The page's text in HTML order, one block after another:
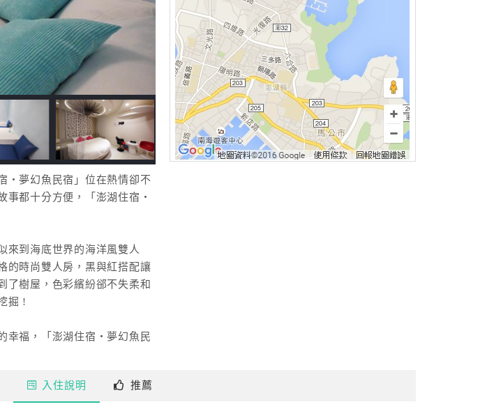
‧夢幻魚民宿」位在熱情卻不
事都十分方便，「澎湖住宿‧
來到海底世界的海洋風雙人
的時尚雙人房，黑與紅搭配讓
了樹屋，色彩繽紛郤不失柔和
掘 !
幸福，「澎湖住宿‧夢幻魚民
在澎湖灣等你來尋夢。
入住說明 推薦